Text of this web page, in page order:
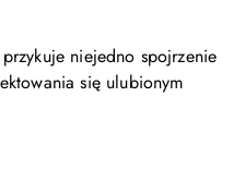
niejedno spojrzenie
się ulubionym